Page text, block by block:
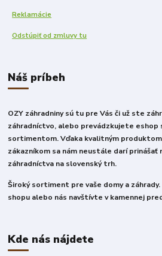
Reklamácie
Odstúpiť od zmluvy tu
Náš príbeh
OZY záhradniny sú tu pre Vás či už ste
záhradníctvo, alebo prevádzkujete eshop
sortimentom. Vďaka kvalitným produktom
zákazníkom sa nám neustále darí prinášať
záhradníctva na slovenský trh.
Široký sortiment pre vaše domy a
shopu alebo nás navštívte v kamennej
Kde nás nájdete